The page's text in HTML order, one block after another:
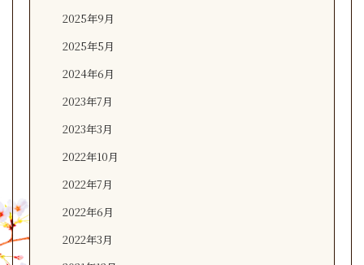
2025年9月
2025年5月
2024年6月
2023年7月
2023年3月
2022年10月
2022年7月
2022年6月
2022年3月